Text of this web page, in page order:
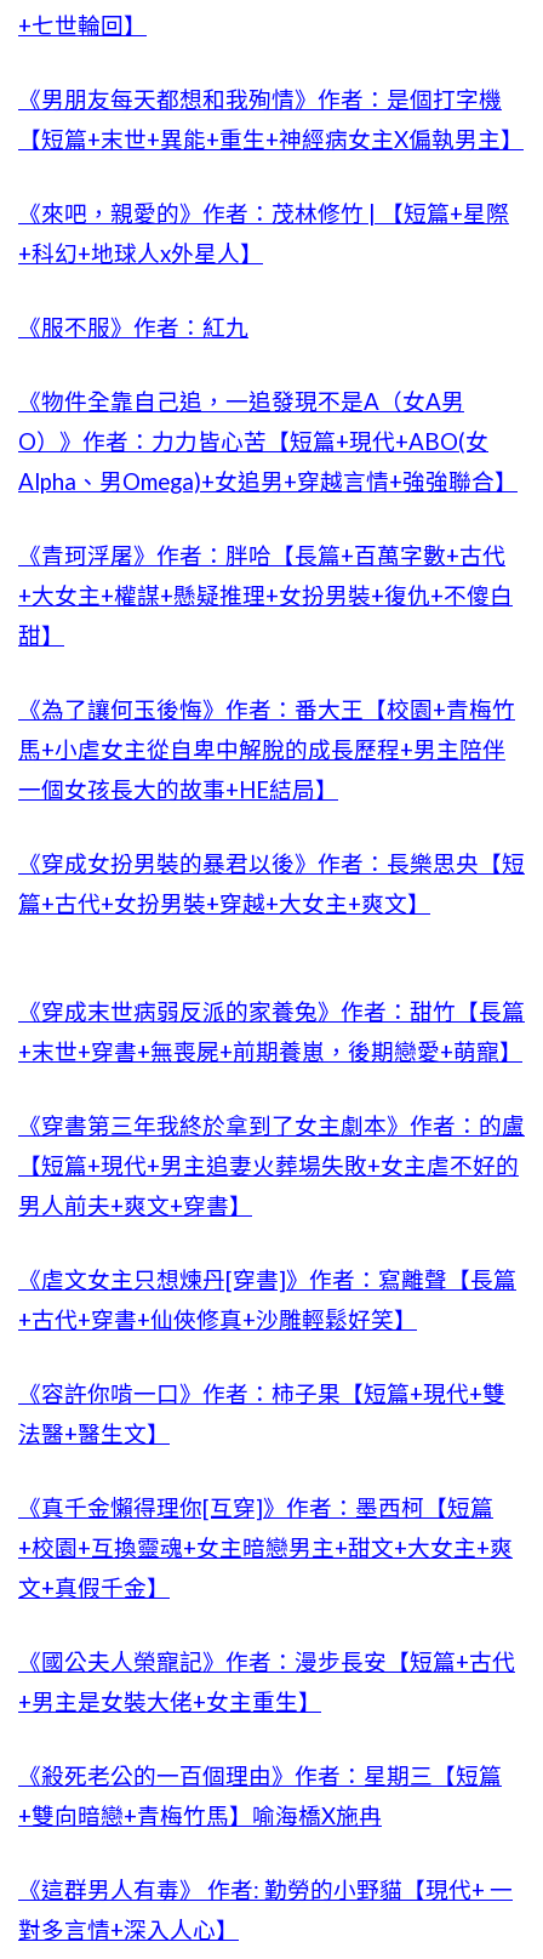
+七世輪回】
《男朋友每天都想和我殉情》作者：是個打字機
【短篇+末世+異能+重生+神經病女主X偏執男主】
《來吧，親愛的》作者：茂林修竹 | 【短篇+星際
+科幻+地球人x外星人】
《服不服》作者：紅九
《物件全靠自己追，一追發現不是A（女A男
O）》作者：力力皆心苦【短篇+現代+ABO(女
Alpha、男Omega)+女追男+穿越言情+強強聯合】
《青珂浮屠》作者：胖哈【長篇+百萬字數+古代
+大女主+權謀+懸疑推理+女扮男裝+復仇+不傻白
甜】
《為了讓何玉後悔》作者：番大王【校園+青梅竹
馬+小虐女主從自卑中解脫的成長歷程+男主陪伴
一個女孩長大的故事+HE結局】
《穿成女扮男裝的暴君以後》作者：長樂思央【短
篇+古代+女扮男裝+穿越+大女主+爽文】
《穿成末世病弱反派的家養兔》作者：甜竹【長篇
+末世+穿書+無喪屍+前期養崽，後期戀愛+萌寵】
《穿書第三年我終於拿到了女主劇本》作者：的盧
【短篇+現代+男主追妻火葬場失敗+女主虐不好的
男人前夫+爽文+穿書】
《虐文女主只想煉丹[穿書]》作者：寫離聲【長篇
+古代+穿書+仙俠修真+沙雕輕鬆好笑】
《容許你啃一口》作者：柿子果【短篇+現代+雙
法醫+醫生文】
《真千金懶得理你[互穿]》作者：墨西柯【短篇
+校園+互換靈魂+女主暗戀男主+甜文+大女主+爽
文+真假千金】
《國公夫人榮寵記》作者：漫步長安【短篇+古代
+男主是女裝大佬+女主重生】
《殺死老公的一百個理由》作者：星期三【短篇
+雙向暗戀+青梅竹馬】喻海橋X施冉
《這群男人有毒》 作者: 勤勞的小野貓【現代+ 一
對多言情+深入人心】